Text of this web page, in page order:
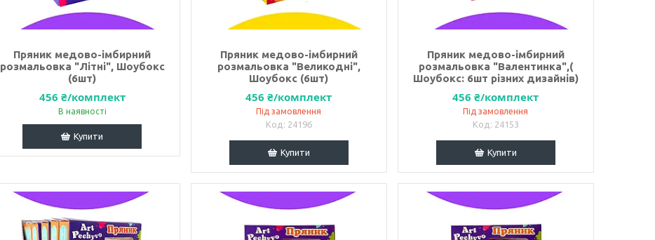
Пряник медово-імбирний
розмальовка "Літні", Шоубокс
(6шт)
456 ₴/комплект
В наявності
Купити
Пряник медово-імбирний
розмальовка "Великодні",
Шоубокс (6шт)
456 ₴/комплект
Під замовлення
24196
Купити
Пряник медово-імбирний
розмальовка "Валентинка",(
Шоубокс: 6шт різних дизайнів)
456 ₴/комплект
Під замовлення
24153
Купити